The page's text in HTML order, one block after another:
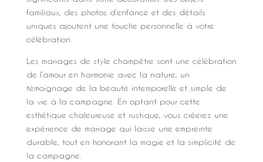
familiaux, des photos d’enfance et des détails
uniques ajoutent une touche personnelle à votre
célébration.
Les mariages de style champêtre sont une célébration
de l’amour en harmonie avec la nature, un
témoignage de la beauté intemporelle et simple de
la vie à la campagne. En optant pour cette
esthétique chaleureuse et rustique, vous créerez une
expérience de mariage qui laisse une empreinte
durable, tout en honorant la magie et la simplicité de
la campagne.